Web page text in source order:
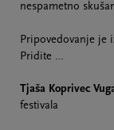
nespametno
Pripovedovanje je
Pridite …
Tjaša Koprivec
festivala